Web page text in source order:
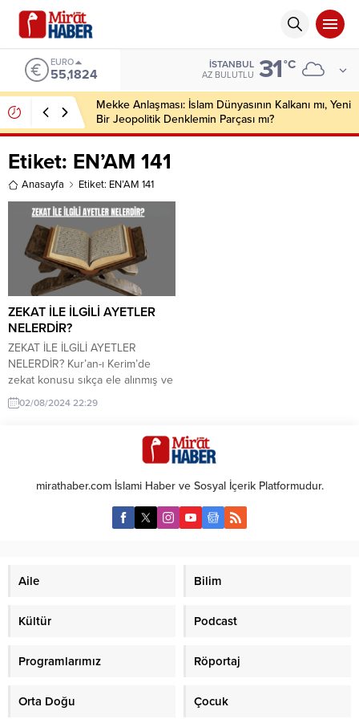
EURO
55,1824
İSTANBUL
AZ BULUTLU 31°C
Mekke Anlaşması: İslam Dünyasının Kalkanı mı, Yeni
Bir Jeopolitik Denklemin Parçası mı?
Etiket: EN’AM 141
Anasayfa Etiket: EN’AM 141
ZEKAT İLE İLGİLİ AYETLER
NELERDİR?
ZEKAT İLE İLGİLİ AYETLER
NELERDİR? Kur’an-ı Kerim’de
zekat konusu sıkça ele alınmış ve
Müslümanlara bu farzın önemi
vurgulanmıştır. İşte zekat ile ilgili
Ayet: “Namazı dosdoğru kılın,
zekatı verin, rükû edenlerle
birlikte rükû edin.” Bakara Suresi,
110. Ayet: “Namazı kılın, zekatı
verin. Kendiniz için önden
02/08/2024 22:29
mirathaber.com İslami Haber ve Sosyal İçerik Platformudur.
Aile Bilim
Kültür Podcast
Programlarımız Röportaj
Orta Doğu Çocuk